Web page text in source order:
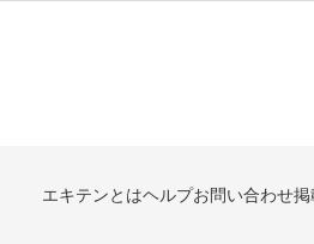
エキテンとはヘルプお問い合わせ掲